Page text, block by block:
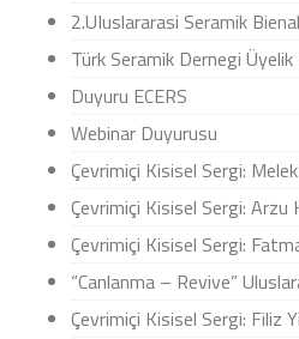
2.UIuslararasi Seramik
Türk Seramik Dernegi
Duyuru ECERS
Webinar Duyurusu
Çevrimiçi Kisisel Sergi:
Çevrimiçi Kisisel Sergi: Arzu
Çevrimiçi Kisisel Sergi:
“Canlanma – Revive”
Çevrimiçi Kisisel Sergi: Filiz